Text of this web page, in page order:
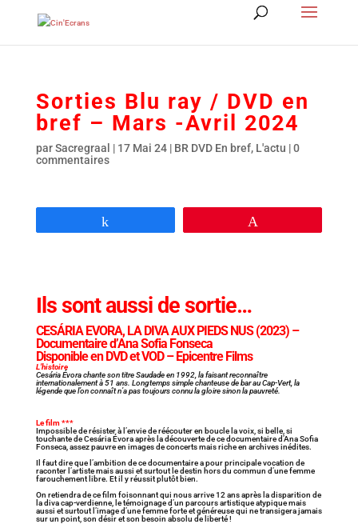
Sorties Blu ray / DVD en
bref – Mars -Avril 2024
parSacregraal | 17 Mai 24| BR DVD En bref, L'actu |0
commentaires
Ils sont aussi de sortie…
CESÁRIA EVORA, LA DIVA AUX PIEDS NUS(2023) –
Documentaire d’Ana Sofia Fonseca
Disponible en DVD et VOD – Epicentre Films
L’histoire
Cesária Évora chante son titre Saudade en 1992, la faisant reconnaître
internationalement à 51 ans. Longtemps simple chanteuse de bar au Cap-Vert, la
légende que l’on connaît n’a pas toujours connu la gloire sinon la pauvreté.
Le film ***
Impossible de résister à l’envie de réécouter en boucle la voix, si belle, si
touchante de Cesária Évora après la découverte de ce documentaire d’Ana Sofia
Fonseca, assez pauvre en images de concerts mais riche en archives inédites.
Il faut dire que l’ambition de ce documentaire a pour principale vocation de
raconter l’artiste mais aussi et surtout le destin hors du commun d’une femme
farouchement libre. Et il y réussit plutôt bien.
On retiendra de ce film foisonnant qui nous arrive 12 ans après la disparition de
la diva cap-verdienne, le témoignage d’un parcours artistique atypique mais
aussi et surtout l’image d’une femme forte et généreuse qui ne transigera jamais
sur un point, son désir et son besoin absolu de liberté !